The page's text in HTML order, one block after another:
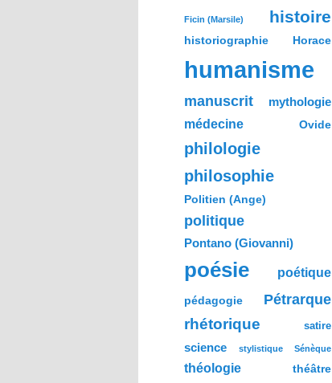
Ficin (Marsile) histoire
historiographie Horace
humanisme
manuscrit
mythologie
médecine
Ovide
philologie
philosophie
Politien (Ange)
politique
Pontano (Giovanni)
poésie poétique
pédagogie Pétrarque
rhétorique satire
science stylistique Sénèque
théologie théâtre